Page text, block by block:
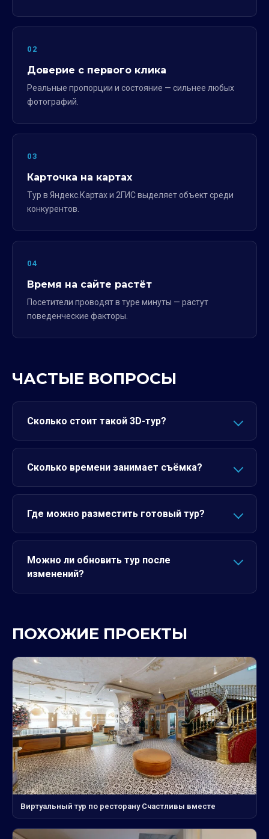
02
Доверие с первого клика
Реальные пропорции и состояние — сильнее любых
фотографий.
03
Карточка на картах
Тур в Яндекс.Картах и 2ГИС выделяет объект среди
конкурентов.
04
Время на сайте растёт
Посетители проводят в туре минуты — растут
поведенческие факторы.
ЧАСТЫЕ ВОПРОСЫ
Сколько стоит такой 3D-тур?
Сколько времени занимает съёмка?
Где можно разместить готовый тур?
Можно ли обновить тур после
изменений?
ПОХОЖИЕ ПРОЕКТЫ
Виртуальный тур по ресторану Счастливы вместе